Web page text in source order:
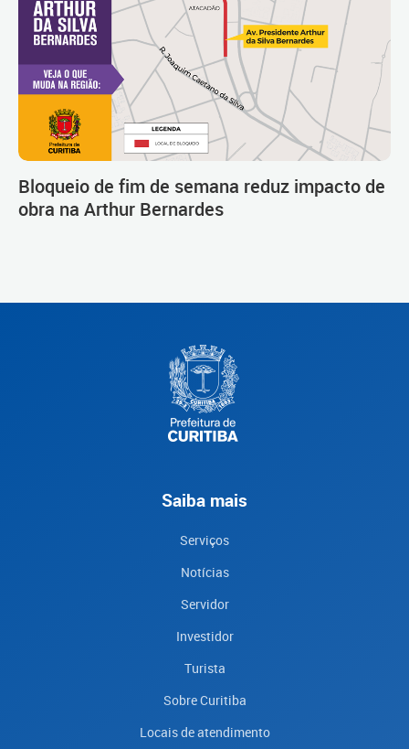
Bloqueio de fim de semana reduz impacto de
obra na Arthur Bernardes
Saiba mais
Serviços
Notícias
Servidor
Investidor
Turista
Sobre Curitiba
Locais de atendimento